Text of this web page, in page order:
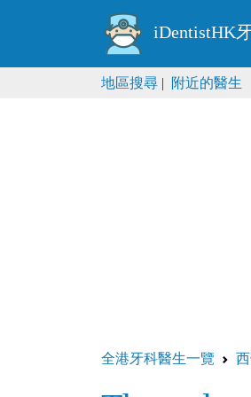
iDentistHK
地區搜尋 | 附近的醫生
全港牙科醫生一覽